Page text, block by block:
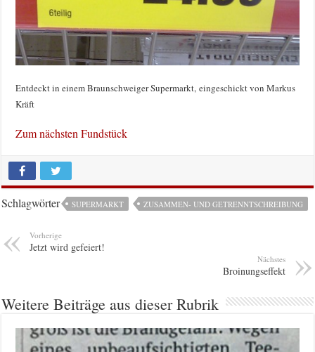
Entdeckt in einem Braunschweiger Supermarkt,eingeschickt von Markus
Kräft
Zum nächsten Fundstück
Schlagwörter SUPERMARKT ZUSAMMEN- UND GETRENNTSCHREIBUNG
Vorherige
Jetzt wird gefeiert!
Nächstes
Broinungseffekt
Weitere Beiträge aus dieser Rubrik